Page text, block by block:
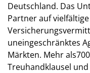
Deutschland. Das
Partner auf
uneingeschränktes
Märkten. Mehr
Treuhandklausel